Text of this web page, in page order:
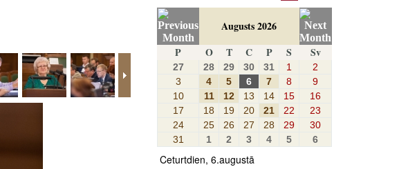
Augusts 2026
P
O T C P S Sv
27 28 29 30 31 1
2
3
4 5 6 7 8
9
10
11 12 13 14 15
16
17
18 19 20 21 22
23
24
25 26 27 28 29
30
31
1 2 3 4 5 6
Ceturtdien, 6.augustā